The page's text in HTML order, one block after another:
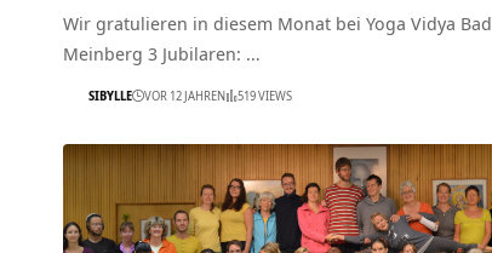
Wir gratulieren in diesem Monat bei Yoga Vidya Bad
Meinberg 3 Jubilaren: …
SIBYLLE VOR 12 JAHREN 519 VIEWS